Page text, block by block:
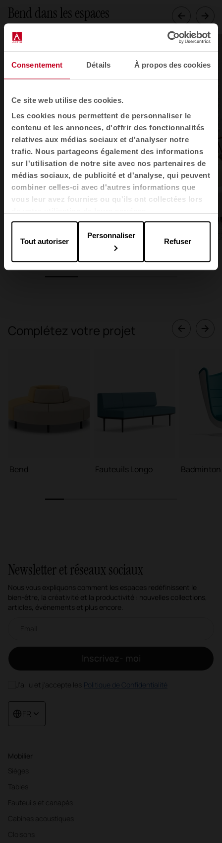
Consentement Détails À propos des cookies
Ce site web utilise des cookies.
Les cookies nous permettent de personnaliser le
contenu et les annonces, d'offrir des fonctionnalités
relatives aux médias sociaux et d'analyser notre
trafic. Nous partageons également des informations
sur l'utilisation de notre site avec nos partenaires de
médias sociaux, de publicité et d'analyse, qui peuvent
combiner celles-ci avec d'autres informations que
vous leur avez fournies ou qu'ils ont collectées lors
Tout autoriser
Personnaliser
Refuser
Bend dans les espaces
Complétez votre projet
Bend Fauteuils Longo Badminton
Mobilier
Sièges
Tables
Fauteuils et canapés
Cabines acoustiques
Cloisons
Newsletter et réseaux sociaux
Nous vous expliquons comment les espaces redéfinissent le
bien-être, la créativité et la productivité : nouvelles collections,
articles, événements et plus encore.
Inscrivez- moi
J'ai lu et j'accepte les Politique de Confidentialité
FR